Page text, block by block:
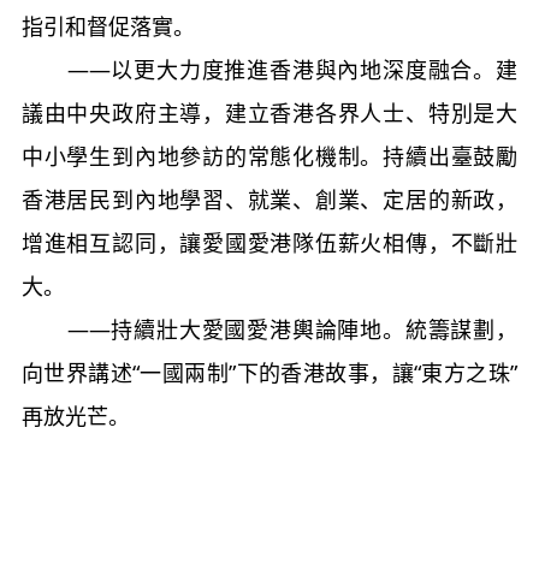
指引和督促落實。
——以更大力度推進香港與內地深度融合。建
議由中央政府主導，建立香港各界人士、特別是大
中小學生到內地參訪的常態化機制。持續出臺鼓勵
香港居民到內地學習、就業、創業、定居的新政，
增進相互認同，讓愛國愛港隊伍薪火相傳，不斷壯
大。
——持續壯大愛國愛港輿論陣地。統籌謀劃，
向世界講述“一國兩制”下的香港故事，讓“東方之珠”
再放光芒。